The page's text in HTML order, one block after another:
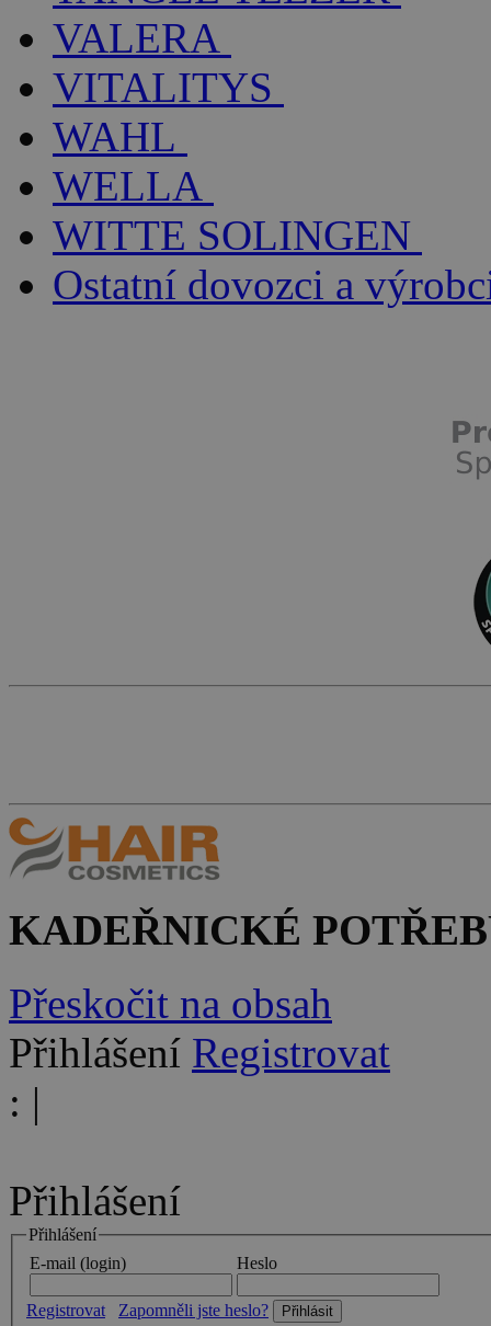
VALERA
VITALITYS
WAHL
WELLA
WITTE SOLINGEN
Ostatní dovozci a
KADEŘNICKÉ
Přeskočit na obsah
Přihlášení Registrovat
: |
Přihlášení
Přihlášení
E-mail (login)
Heslo
Registrovat
Zapomněli jste heslo?